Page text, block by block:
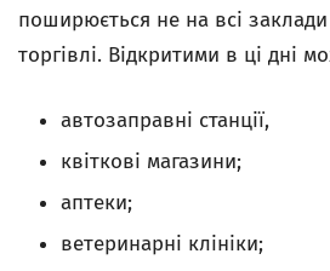
поширюється не на всі заклади
торгівлі. Відкритими в ці дні
автозаправні станції,
квіткові магазини;
аптеки;
ветеринарні клініки;